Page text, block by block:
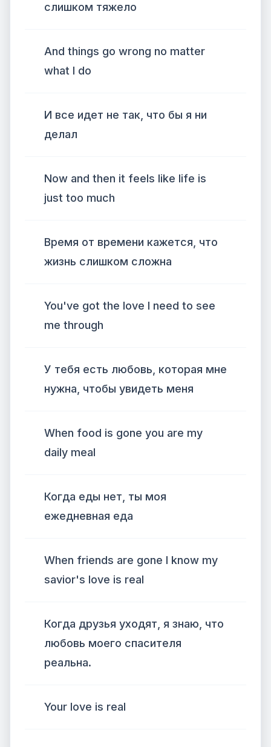
слишком тяжело
And things go wrong no matter
what I do
И все идет не так, что бы я ни
делал
Now and then it feels like life is
just too much
Время от времени кажется, что
жизнь слишком сложна
You've got the love I need to see
me through
У тебя есть любовь, которая мне
нужна, чтобы увидеть меня
When food is gone you are my
daily meal
Когда еды нет, ты моя
ежедневная еда
When friends are gone I know my
savior's love is real
Когда друзья уходят, я знаю, что
любовь моего спасителя
реальна.
Your love is real